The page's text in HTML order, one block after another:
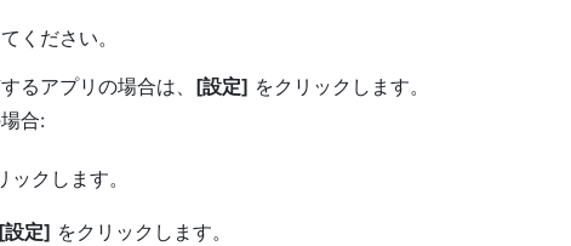
ください。
るアプリの場合は、 [設定] をクリックします。
合:
ックします。
[設定] をクリックします。